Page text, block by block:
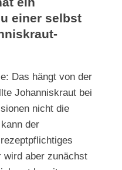
einer selbst
Das hängt von der
Johanniskraut bei
nicht die
der
wird aber zunächst